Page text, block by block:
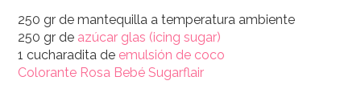
250 gr de mantequilla a temperatura ambiente
250 gr de azúcar glas (icing sugar)
1 cucharadita de emulsión de coco
Colorante Rosa Bebé Sugarflair